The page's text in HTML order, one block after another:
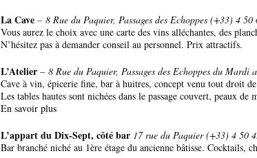
La Cave – 8 Rue du Paquier, Passages des Echoppes (+33) 4 50
Vous aurez le choix avec une carte des vins alléchantes, des
N’hésitez pas à demander conseil au personnel. Prix attractifs.
L’Atelier – 8 Rue du Paquier, Passages des Echoppes du Mardi
Cave à vin, épicerie fine, bar à huitres, concept venu tout droit
Les tables hautes sont nichées dans le passage couvert, peaux
En savoir plus
L’appart du Dix-Sept, côté bar 17 rue du Paquier (+33) 4 50
Bar branché niché au 1ère étage du ancienne bâtisse. Cocktails,